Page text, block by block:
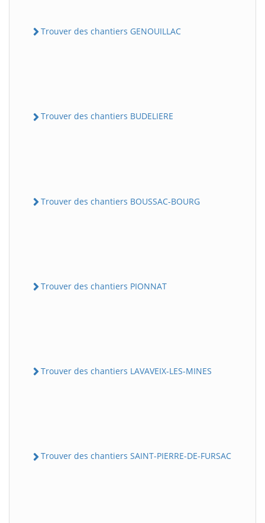
Trouver des chantiers GENOUILLAC
Trouver des chantiers BUDELIERE
Trouver des chantiers BOUSSAC-BOURG
Trouver des chantiers PIONNAT
Trouver des chantiers LAVAVEIX-LES-MINES
Trouver des chantiers SAINT-PIERRE-DE-FURSAC